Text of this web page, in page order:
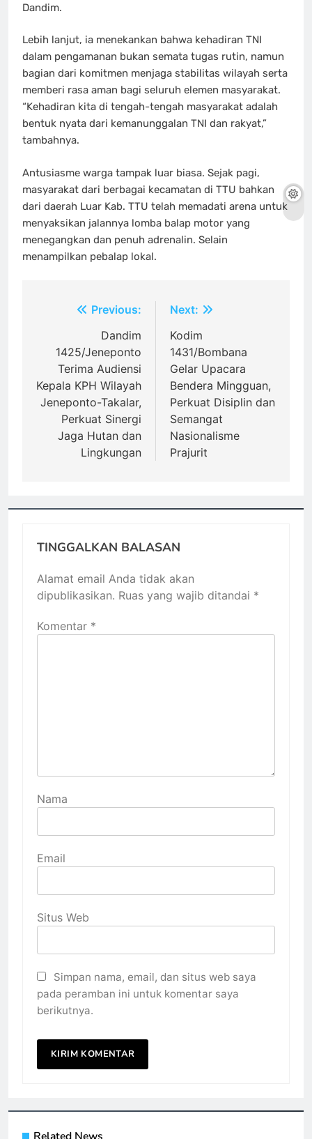
Dandim.
Lebih lanjut, ia menekankan bahwa kehadiran TNI
dalam pengamanan bukan semata tugas rutin, namun
bagian dari komitmen menjaga stabilitas wilayah serta
memberi rasa aman bagi seluruh elemen masyarakat.
“Kehadiran kita di tengah-tengah masyarakat adalah
bentuk nyata dari kemanunggalan TNI dan rakyat,”
tambahnya.
Antusiasme warga tampak luar biasa. Sejak pagi,
masyarakat dari berbagai kecamatan di TTU bahkan
dari daerah Luar Kab. TTU telah memadati arena untuk
menyaksikan jalannya lomba balap motor yang
menegangkan dan penuh adrenalin. Selain
menampilkan pebalap lokal.
NavigasiPrevious:
Dandim
1425/Jeneponto
Terima Audiensi
Kepala KPH Wilayah
Jeneponto-Takalar,
Perkuat Sinergi
Jaga Hutan dan
Lingkungan
Next:
Kodim
1431/Bombana
Gelar Upacara
Bendera Mingguan,
Perkuat Disiplin dan
Semangat
Nasionalisme
Prajurit
TINGGALKAN BALASAN
Alamat email Anda tidak akan
dipublikasikan. Ruas yang wajib ditandai *
Komentar *
Nama
Email
Situs Web
Simpan nama, email, dan situs web saya
pada peramban ini untuk komentar saya
berikutnya.